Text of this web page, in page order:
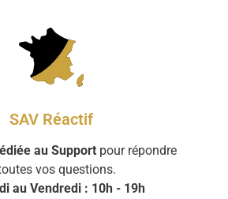
SAV Réactif
au Support pour répondre
vos questions.
au Vendredi : 10h - 19h